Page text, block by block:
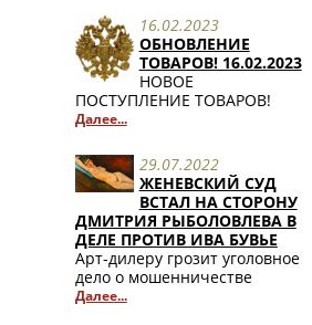
16.02.2023
ОБНОВЛЕНИЕ
ТОВАРОВ! 16.02.2023
НОВОЕ
ПОСТУПЛЕНИЕ ТОВАРОВ!
Далее...
29.07.2022
ЖЕНЕВСКИЙ СУД
ВСТАЛ НА СТОРОНУ
ДМИТРИЯ РЫБОЛОВЛЕВА В
ДЕЛЕ ПРОТИВ ИВА БУВЬЕ
Арт-дилеру грозит уголовное
дело о мошенничестве
Далее...